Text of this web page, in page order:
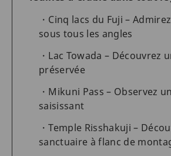
Cinq lacs du Fuji –
sous tous les angles
Lac Towada – Découvrez
préservée
Mikuni Pass – Observez
saisissant
Temple Risshakuji –
sanctuaire à flanc de